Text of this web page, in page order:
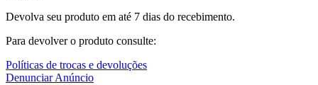
Devolva seu produto em até 7 dias do recebimento.
Para devolver o produto consulte:
Políticas de trocas e devoluções
Denunciar Anúncio